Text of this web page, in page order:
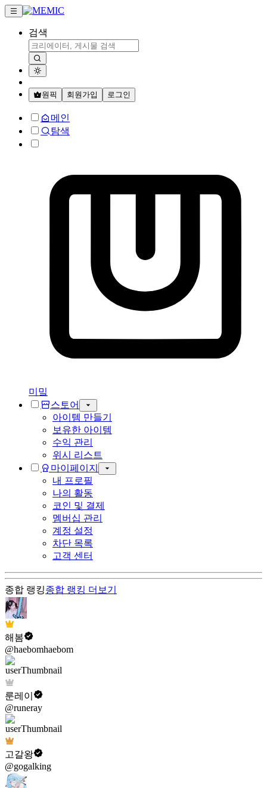
검색
원픽 회원가입 로그인
메인
탐색
미밐
스토어
아이템 만들기
보유한 아이템
수익 관리
위시 리스트
마이페이지
내 프로필
나의 활동
코인 및 결제
멤버십 관리
계정 설정
차단 목록
고객 센터
종합 랭킹종합 랭킹 더보기
해봄
@haebomhaebom
룬레이
@runeray
고갈왕
@gogalking